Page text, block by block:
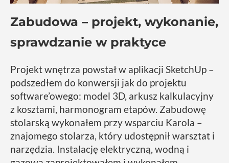
Zabudowa – projekt, wykonanie,
sprawdzanie w praktyce
Projekt wnętrza powstał w aplikacji SketchUp –
podszedłem do konwersji jak do projektu
software’owego: model 3D, arkusz kalkulacyjny
z kosztami, harmonogram etapów. Zabudowę
stolarską wykonałem przy wsparciu Karola –
znajomego stolarza, który udostępnił warsztat i
narzędzia. Instalację elektryczną, wodną i